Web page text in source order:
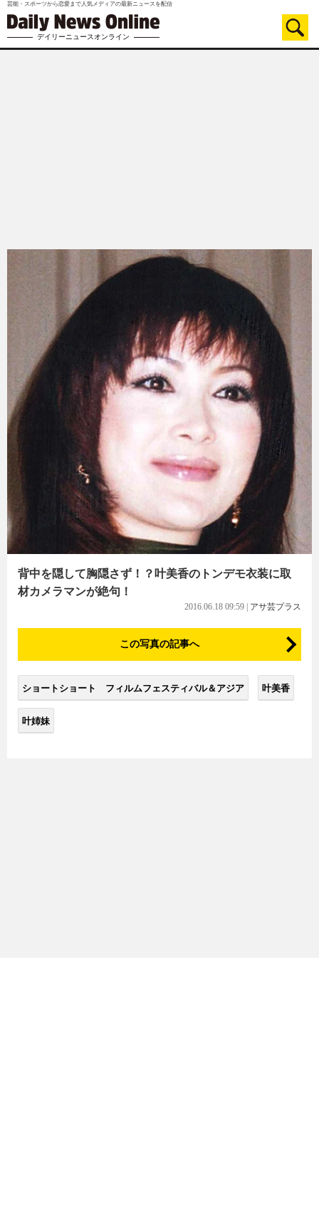
芸能・スポーツから恋愛まで人気メディアの最新ニュースを配信
デイリーニュースオンライン
背中を隠して胸隠さず！？叶美香のトンデモ衣装に取
材カメラマンが絶句！
2016.06.18 09:59 アサ芸プラス
この写真の記事へ
ショートショート フィルムフェスティバル＆アジア 叶美香
叶姉妹